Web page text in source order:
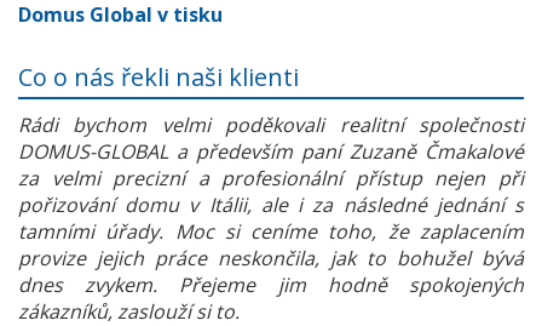
Domus Global v tisku
Co o nás řekli naši klienti
Rádi bychom velmi poděkovali realitní společnosti
DOMUS-GLOBAL a především paní Zuzaně Čmakalové
za velmi precizní a profesionální přístup nejen při
pořizování domu v Itálii, ale i za následné jednání s
tamními úřady. Moc si ceníme toho, že zaplacením
provize jejich práce neskončila, jak to bohužel bývá
dnes zvykem. Přejeme jim hodně spokojených
zákazníků, zaslouží si to.